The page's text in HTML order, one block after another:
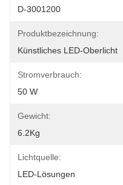
D-3001200
Produktbezeichnung:
Künstliches LED-Oberlicht
Stromverbrauch:
50 W
Gewicht:
6.2Kg
Lichtquelle:
LED-Lösungen